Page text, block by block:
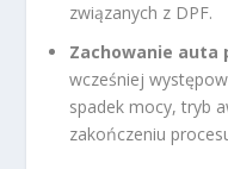
związanych z DPF.
Zachowanie auta
wcześniej
spadek mocy, tryb
zakończeniu